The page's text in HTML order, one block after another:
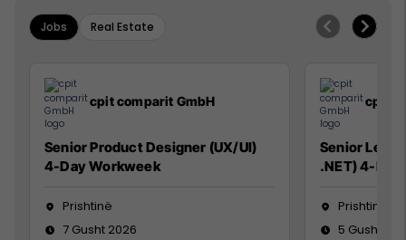
Jobs Real Estate
cpit comparit GmbH
Senior Product Designer (UX/UI)
4-Day Workweek
Prishtinë
7 Gusht 2026
cpit
Senior Lead
.NET) 4-
Prishtinë
5 Gusht